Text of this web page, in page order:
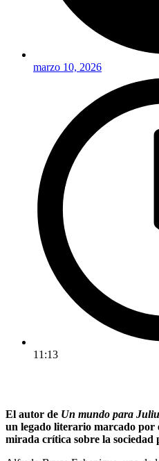
marzo 10, 2026
11:13
El autor de Un mundo para
un legado literario marcado por
mirada crítica sobre la sociedad